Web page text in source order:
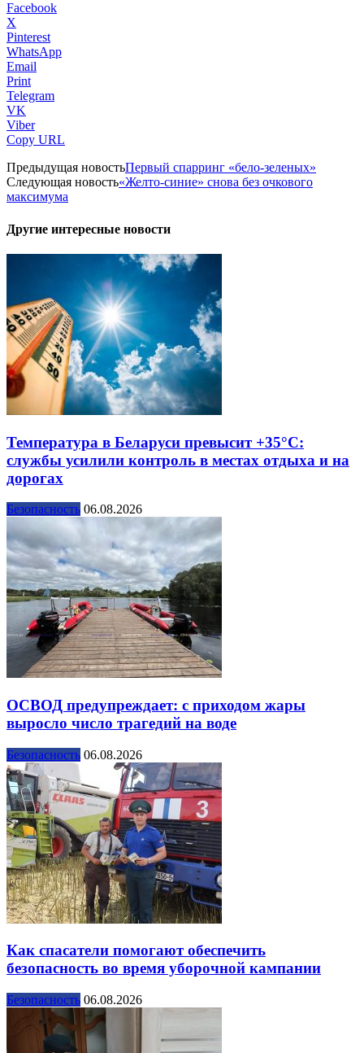
Facebook
X
Pinterest
WhatsApp
Email
Print
Telegram
VK
Viber
Copy URL
Предыдущая новостьПервый спарринг «бело-зеленых»
Следующая новость«Желто-синие» снова без очкового
максимума
Другие интересные новости
Температура в Беларуси превысит +35°С:
службы усилили контроль в местах отдыха и на
дорогах
Безопасность 06.08.2026
ОСВОД предупреждает: с приходом жары
выросло число трагедий на воде
Безопасность 06.08.2026
Как спасатели помогают обеспечить
безопасность во время уборочной кампании
Безопасность 06.08.2026